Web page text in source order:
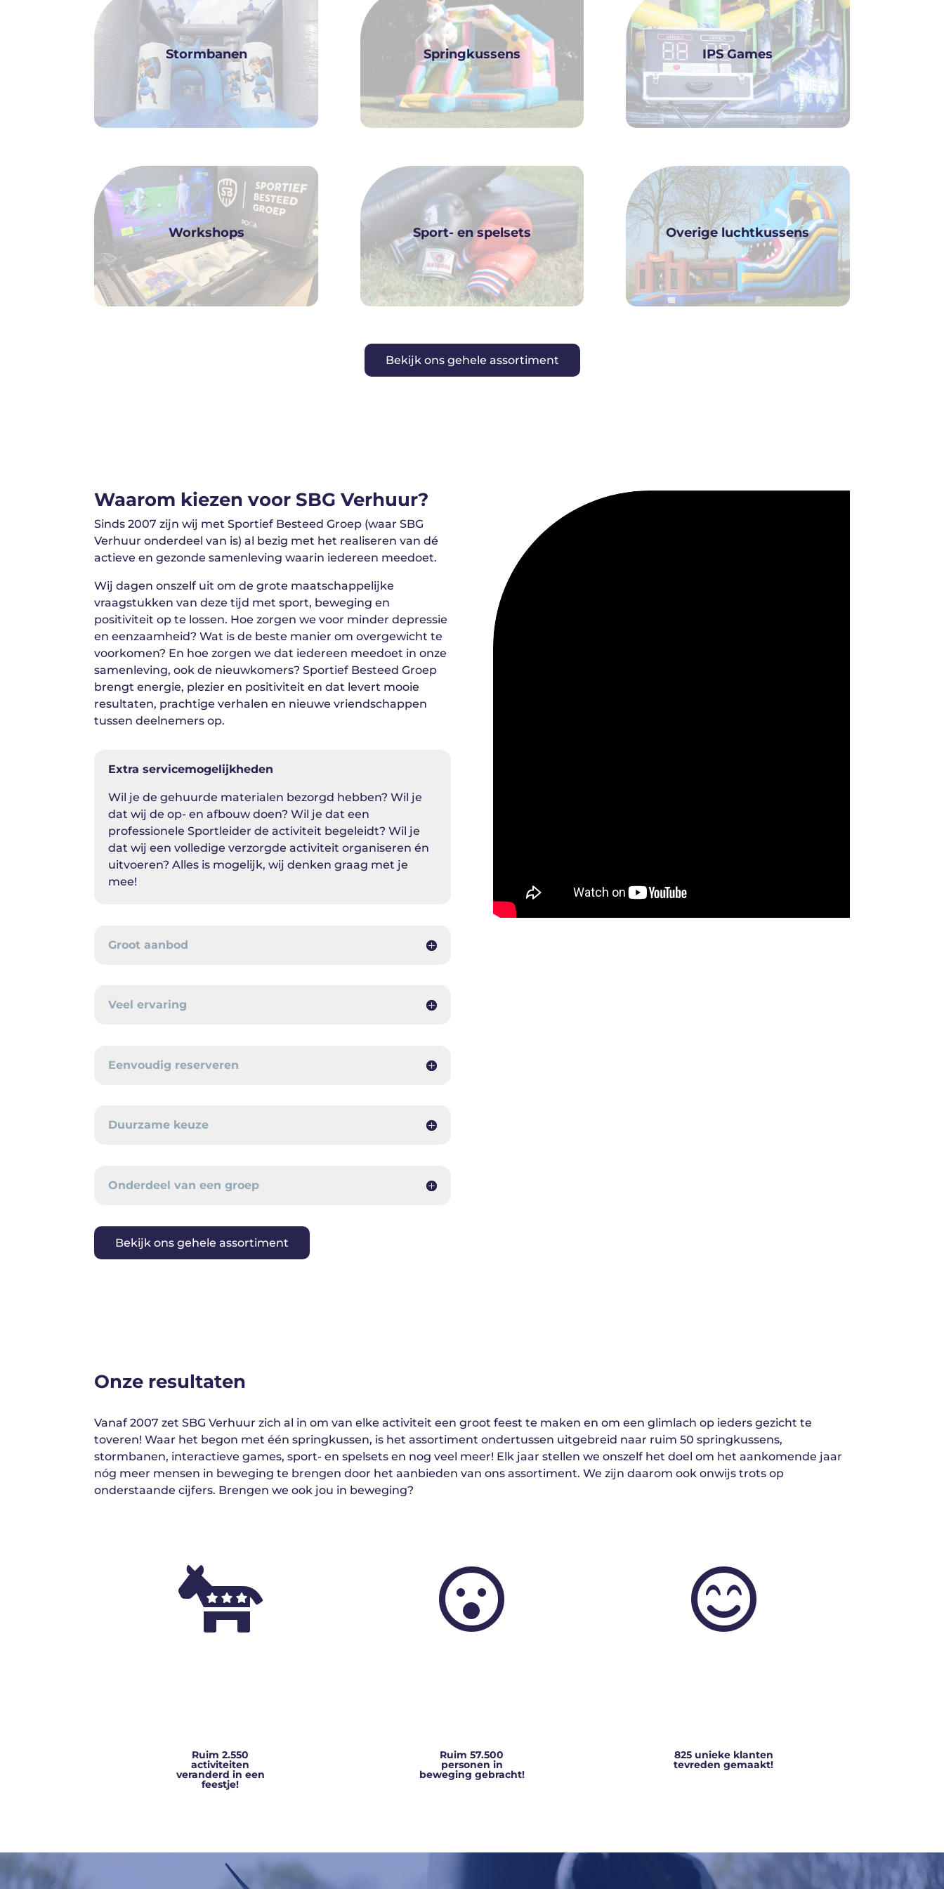
Stormbanen Springkussens IPS Games
Workshops Sport- en spelsets Overige luchtkussens
Bekijk ons gehele assortiment
Waarom kiezen voor SBG Verhuur?
Sinds 2007 zijn wij met Sportief Besteed Groep (waar SBG
Verhuur onderdeel van is) al bezig met het realiseren van dé
actieve en gezonde samenleving waarin iedereen meedoet.
Wij dagen onszelf uit om de grote maatschappelijke
vraagstukken van deze tijd met sport, beweging en
positiviteit op te lossen. Hoe zorgen we voor minder depressie
en eenzaamheid? Wat is de beste manier om overgewicht te
voorkomen? En hoe zorgen we dat iedereen meedoet in onze
samenleving, ook de nieuwkomers? Sportief Besteed Groep
brengt energie, plezier en positiviteit en dat levert mooie
resultaten, prachtige verhalen en nieuwe vriendschappen
tussen deelnemers op.
Extra servicemogelijkheden
Wil je de gehuurde materialen bezorgd hebben? Wil je
dat wij de op- en afbouw doen? Wil je dat een
professionele Sportleider de activiteit begeleidt? Wil je
dat wij een volledige verzorgde activiteit organiseren én
uitvoeren? Alles is mogelijk, wij denken graag met je
mee!
Groot aanbod
Veel ervaring
Eenvoudig reserveren
Duurzame keuze
Onderdeel van een groep
Bekijk ons gehele assortiment
Onze resultaten
Vanaf 2007 zet SBG Verhuur zich al in om van elke activiteit een groot feest te maken en om een glimlach op ieders gezicht te
toveren! Waar het begon met één springkussen, is het assortiment ondertussen uitgebreid naar ruim 50 springkussens,
stormbanen, interactieve games, sport- en spelsets en nog veel meer! Elk jaar stellen we onszelf het doel om het aankomende jaar
nóg meer mensen in beweging te brengen door het aanbieden van ons assortiment. We zijn daarom ook onwijs trots op
onderstaande cijfers. Brengen we ook jou in beweging?

Ruim 2.550
activiteiten
veranderd in een
feestje!

Ruim 57.500
personen in
beweging gebracht!

825 unieke klanten
tevreden gemaakt!